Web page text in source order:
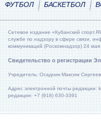
ФУТБОЛ БАСКЕТБОЛ
Сетевое издание «Кубанский
службе по надзору в сфере связи,
коммуникаций (Роскомнадзор) 24 мая
Свидетельство о регистрации
Учредитель: Осадник Максим
Адрес электронной почты редакции:
редакции: +7 (918) 630-3391